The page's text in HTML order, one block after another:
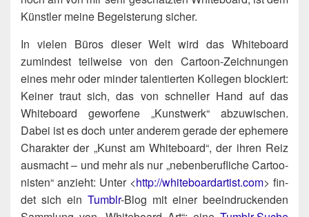
Künst­ler mei­ne Begeis­te­rung sicher.
In vie­len Büros die­ser Welt wird das White­board
zumin­dest teil­wei­se von den Car­toon-Zeich­nun­gen
eines mehr oder min­der talen­tier­ten Kol­le­gen blo­ckiert:
Kei­ner traut sich, das von schnel­ler Hand auf das
White­board gewor­fe­ne „Kunst­werk“ abzu­wi­schen.
Dabei ist es doch unter ande­rem gera­de der eph­eme­re
Cha­rak­ter der „Kunst am White­board“, der ihren Reiz
aus­macht – und mehr als nur „neben­be­ruf­li­che Car­too­
nis­ten“ anzieht: Unter <http://​white​board​ar​tist​.com> fin­
det sich ein Tumb­lr-Blog mit einer beein­dru­cken­den